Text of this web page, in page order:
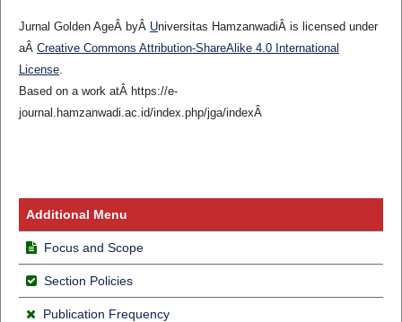
Jurnal Golden AgeÂ byÂ Universitas HamzanwadiÂ is licensed under
aÂ Creative Commons Attribution-ShareAlike 4.0 International
License.
Based on a work atÂ https://e-
journal.hamzanwadi.ac.id/index.php/jga/indexÂ
Additional Menu
Focus and Scope
Section Policies
Publication Frequency